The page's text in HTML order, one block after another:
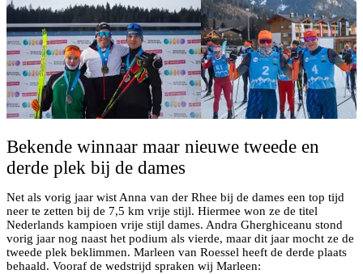
Bekende winnaar maar nieuwe tweede en
derde plek bij de dames
Net als vorig jaar wist Anna van der Rhee bij de dames een top tijd
neer te zetten bij de 7,5 km vrije stijl. Hiermee won ze de titel
Nederlands kampioen vrije stijl dames. Andra Gherghiceanu stond
vorig jaar nog naast het podium als vierde, maar dit jaar mocht ze de
tweede plek beklimmen. Marleen van Roessel heeft de derde plaats
behaald. Vooraf de wedstrijd spraken wij Marleen: